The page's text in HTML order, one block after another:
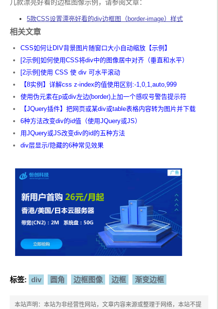
几款漂亮好看的边框图像示例，请参阅文章：
5款CSS设置漂亮好看的div边框图（border-image）样式
相关文章
CSS如何让DIV背景图片随窗口大小自动缩放【示例】
[2示例]如何使用CSS将div中的图像居中对齐（垂直和水平）
[2示例]使用 CSS 使 div 可水平滚动
【8实例】详解css z-index的值使用区别:-1,0,1,auto,999
使用伪元素在p或div左边(border)上加一个感叹号警告提示符
【JQuery插件】把网页或某div或table表格内容转为图片并下载
6种方法改变div的id值（使用JQuery或JS）
用JQuery或JS改变div的id的五种方法
div层显示/隐藏的6种常见效果
标签: div 圆角 边框图像 边框 渐变边框
本站声明：本站为非经营性网站，文章内容来源或整理于网络，本站不提